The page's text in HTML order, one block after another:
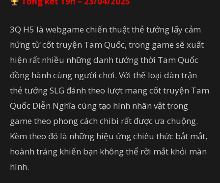
3Q H5 là webgame chiến thuật thẻ tướng lấy cảm
hứng từ cốt truyện Tam Quốc, trong game sẽ xuất
hiện rất nhiều những danh tướng thời Tam Quốc
đồng hành cùng người chơi. Với thể loại dàn trận
thẻ tướng SLG đánh theo lượt mang cốt truyện Tam
Quốc Diễn Nghĩa cùng tạo hình nhân vật trong
game theo phong cách chibi rất được ưa chuộng.
Kèm theo đó là những hiệu ứng chiêu thức bắt mắt,
hoành tráng khiến bạn không thể rời mắt khỏi màn
hình.